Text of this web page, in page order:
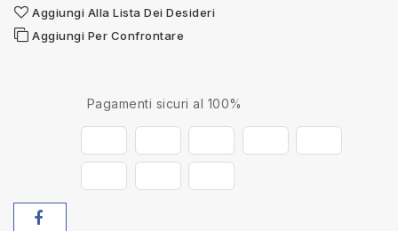
Aggiungi Alla Lista Dei Desideri
Aggiungi Per Confrontare
Pagamenti sicuri al 100%